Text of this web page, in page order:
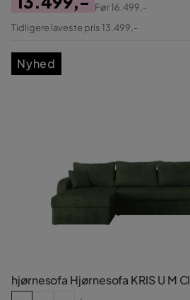
Pris
Original
Før16.499,-
Tidligere laveste pris 13.499,-
hjørnesofa Hjørnesofa KRIS U M
Nyhed